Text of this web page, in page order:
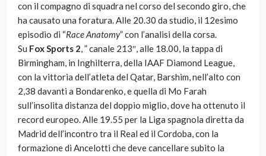
con il compagno di squadra nel corso del secondo giro, che
ha causato una foratura. Alle 20.30 da studio, il 12esimo
episodio di “Race Anatomy” con l’analisi della corsa.
Su Fox Sports 2, ” canale 213″, alle 18.00, la tappa di
Birmingham, in Inghilterra, della IAAF Diamond League,
con la vittoria dell’atleta del Qatar, Barshim, nell’alto con
2,38 davanti a Bondarenko, e quella di Mo Farah
sull’insolita distanza del doppio miglio, dove ha ottenuto il
record europeo. Alle 19.55 per la Liga spagnola diretta da
Madrid dell’incontro tra il Real ed il Cordoba, con la
formazione di Ancelotti che deve cancellare subito la